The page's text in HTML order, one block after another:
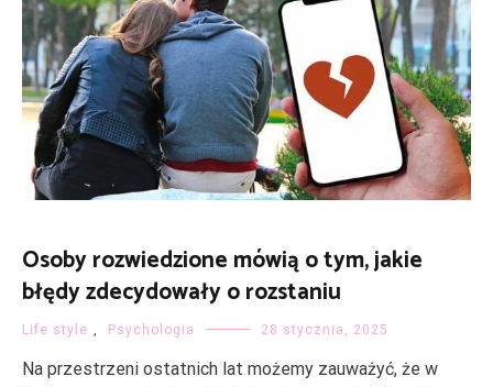
Osoby rozwiedzione mówią o tym, jakie
błędy zdecydowały o rozstaniu
Life style Psychologia 28 stycznia, 2025
Na przestrzeni ostatnich lat możemy zauważyć, że w